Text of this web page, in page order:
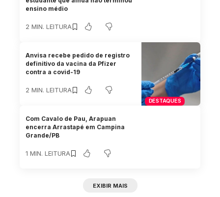
ensino médio
2 MIN. LEITURA
DESTAQUES
Anvisa recebe pedido de registro
definitivo da vacina da Pfizer
contra a covid-19
2 MIN. LEITURA
Com Cavalo de Pau, Arapuan
encerra Arrastapé em Campina
Grande/PB
1 MIN. LEITURA
EXIBIR MAIS